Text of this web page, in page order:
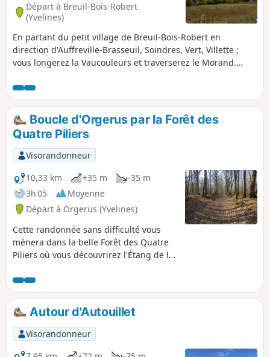
Départ à Breuil-Bois-Robert
(Yvelines)
En partant du petit village de Breuil-Bois-Robert en
direction d'Auffreville-Brasseuil, Soindres, Vert, Villette ;
vous longerez la Vaucouleurs et traverserez le Morand.
d'apprécier également de beaux panoramas.
Boucle d'Orgerus par la Forêt des
Quatre Piliers
Visorandonneur
10,33 km
+35 m
-35 m
3h 05
Moyenne
Départ à Orgerus (Yvelines)
Cette randonnée sans difficulté vous
mènera dans la belle Forêt des Quatre
Piliers où vous découvrirez l'Étang de la
d'Orgerus sera aussi au menu.
Autour d'Autouillet
Visorandonneur